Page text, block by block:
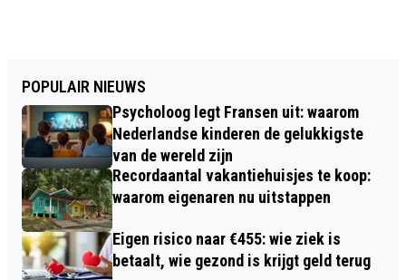
POPULAIR NIEUWS
Psycholoog legt Fransen uit: waarom
Nederlandse kinderen de gelukkigste
van de wereld zijn
Recordaantal vakantiehuisjes te koop:
waarom eigenaren nu uitstappen
Eigen risico naar €455: wie ziek is
betaalt, wie gezond is krijgt geld terug